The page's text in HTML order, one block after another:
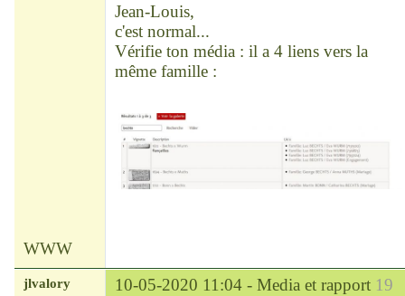
Jean-Louis,
c'est normal...
Vérifie ton média : il a 4 liens vers la
même famille :
WWW
19
jlvalory 10-05-2020 11:04 - Media et rapport